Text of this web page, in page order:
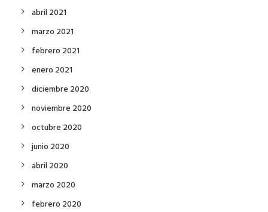
abril 2021
marzo 2021
febrero 2021
enero 2021
diciembre 2020
noviembre 2020
octubre 2020
junio 2020
abril 2020
marzo 2020
febrero 2020